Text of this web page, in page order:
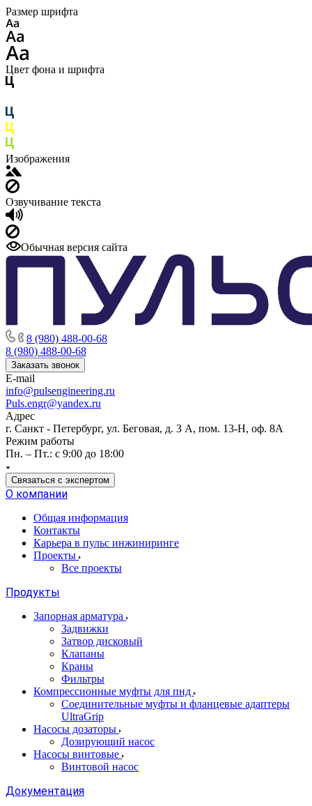
Размер шрифта
Цвет фона и шрифта
Изображения
Озвучивание текста
Обычная версия сайта
8 (980) 488-00-68
8 (980) 488-00-68
Заказать звонок
E-mail
info@pulsengineering.ru
Puls.engr@yandex.ru
Адрес
г. Санкт - Петербург, ул. Беговая, д. 3 А, пом. 13-Н, оф. 8А
Режим работы
Пн. – Пт.: с 9:00 до 18:00
Связаться с экспертом
О компании
Общая информация
Контакты
Карьера в пульс инжиниринге
Проекты
Все проекты
Продукты
Запорная арматура
Задвижки
Затвор дисковый
Клапаны
Краны
Фильтры
Компрессионные муфты для пнд
Соединительные муфты и фланцевые адаптеры
UltraGrip
Насосы дозаторы
Дозирующий насос
Насосы винтовые
Винтовой насос
Документация